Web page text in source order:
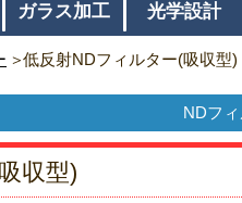
ガラス加工 光学設計
低反射NDフィルター(吸収型)
NDフ
収型)